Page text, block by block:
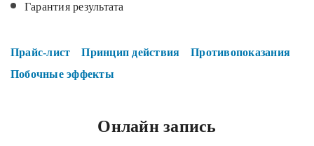
Гарантия результата
Прайс-лист Принцип действия
Противопоказания
Побочные эффекты
Онлайн запись